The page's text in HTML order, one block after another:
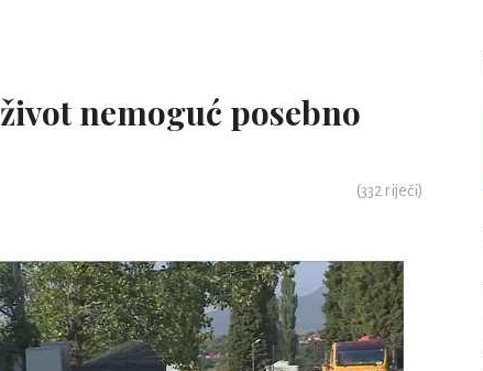
nemoguć posebno
(332 riječi)